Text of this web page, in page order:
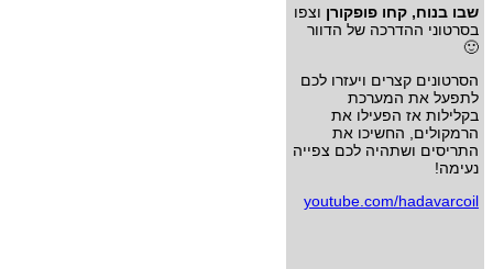
שבו בנוח, קחו פופקורן וצפו
בסרטוני ההדרכה של הדוור
🙂
הסרטונים קצרים ויעזרו לכם
לתפעל את המערכת
בקלילות אז הפעילו את
הרמקולים, החשיכו את
התריסים ושתהיה לכם צפייה
נעימה!
youtube.com/hadavarcoil